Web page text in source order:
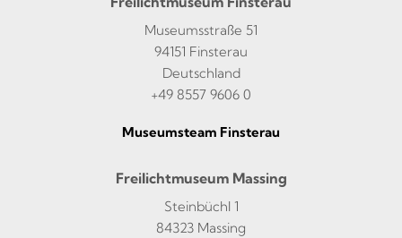
Museumsstraße 51
94151 Finsterau
Deutschland
+49 8557 9606 0
Museumsteam Finsterau
Freilichtmuseum Massing
Steinbüchl 1
84323 Massing